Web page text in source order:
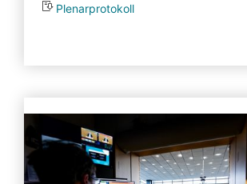
Plenarprotokoll